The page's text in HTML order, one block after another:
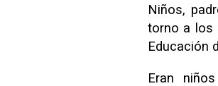
Niños,
torno a los
Educación
Eran